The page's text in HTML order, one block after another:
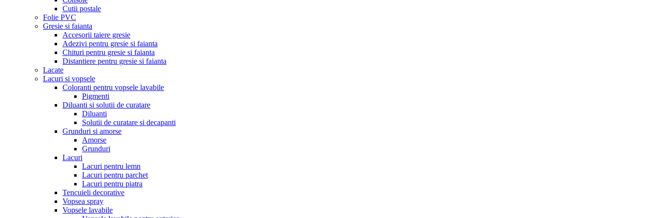
Cutii postale
Folie PVC
Gresie si faianta
Accesorii taiere gresie
Adezivi pentru gresie si faianta
Chituri pentru gresie si faianta
Distantiere pentru gresie si faianta
Lacate
Lacuri si vopsele
Coloranti pentru vopsele lavabile
Pigmenti
Diluanti si solutii de curatare
Diluanti
Solutii de curatare si decapanti
Grunduri si amorse
Amorse
Grunduri
Lacuri
Lacuri pentru lemn
Lacuri pentru parchet
Lacuri pentru piatra
Tencuieli decorative
Vopsea spray
Vopsele lavabile